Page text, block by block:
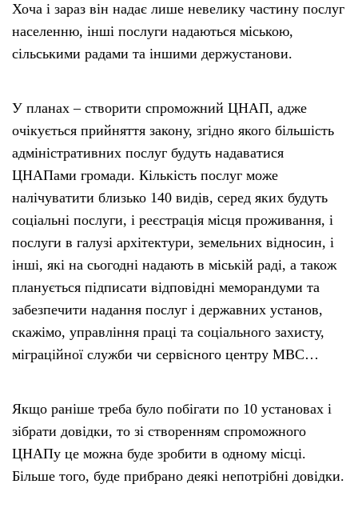
Хоча і зараз він надає лише невелику частину послуг
населенню, інші послуги надаються міською,
сільськими радами та іншими держустанови.
У планах – створити спроможний ЦНАП, адже
очікується прийняття закону, згідно якого більшість
адміністративних послуг будуть надаватися
ЦНАПами громади. Кількість послуг може
налічуватити близько 140 видів, серед яких будуть
соціальні послуги, і реєстрація місця проживання, і
послуги в галузі архітектури, земельних відносин, і
інші, які на сьогодні надають в міській раді, а також
планується підписати відповідні меморандуми та
забезпечити надання послуг і державних установ,
скажімо, управління праці та соціального захисту,
міграційної служби чи сервісного центру МВС…
Якщо раніше треба було побігати по 10 установах і
зібрати довідки, то зі створенням спроможного
ЦНАПу це можна буде зробити в одному місці.
Більше того, буде прибрано деякі непотрібні довідки.